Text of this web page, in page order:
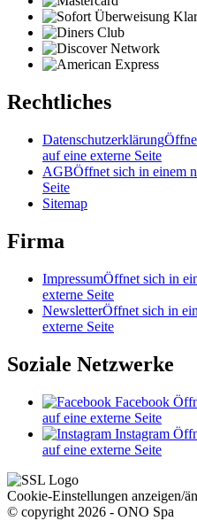
Rechtliches
Datenschutzerklärung
auf eine externe Seite
AGBÖffnet sich in einem
Seite
Sitemap
Firma
ImpressumÖffnet sich in
externe Seite
NewsletterÖffnet sich in
externe Seite
Soziale Netzwerke
Facebook
auf eine externe Seite
Instagram
auf eine externe Seite
Cookie-Einstellungen anzeigen/
© copyright 2026 - ONO Spa